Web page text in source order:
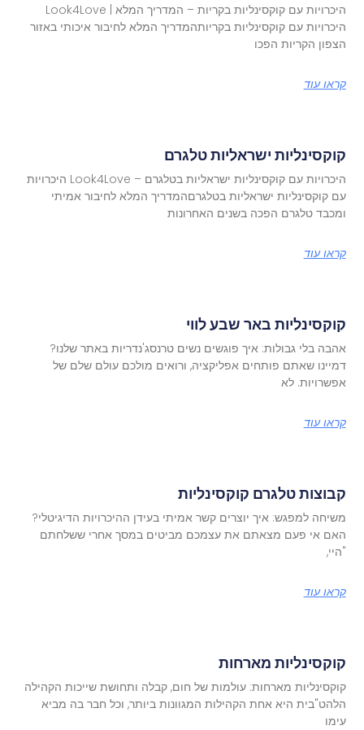
היכרויות עם קוקסינליות בקריות – המדריך המלא | Look4Love
היכרויות עם קוקסינליות בקריותהמדריך המלא לחיבור איכותי באזור
הצפון הקריות הפכו
קראו עוד
קוקסינליות ישראליות טלגרם
היכרויות עם קוקסינליות ישראליות בטלגרם – Look4Love היכרויות
עם קוקסינליות ישראליות בטלגרםהמדריך המלא לחיבור אמיתי
ומכבד טלגרם הפכה בשנים האחרונות
קראו עוד
קוקסינליות באר שבע לווי
אהבה בלי גבולות: איך פוגשים נשים טרנסג'נדריות באתר שלנו?
דמיינו שאתם פותחים אפליקציה, ורואים מולכם עולם שלם של
אפשרויות. לא
קראו עוד
קבוצות טלגרם קוקסינליות
משיחה למפגש: איך יוצרים קשר אמיתי בעידן ההיכרויות הדיגיטלי?
האם אי פעם מצאתם את עצמכם מביטים במסך אחרי ששלחתם
"היי,
קראו עוד
קוקסינליות מארחות
קוקסינליות מארחות: עולמות של חום, קבלה ותחושת שייכות הקהילה
הלהט"בית היא אחת הקהילות המגוונות ביותר, וכל חבר בה מביא
עימו